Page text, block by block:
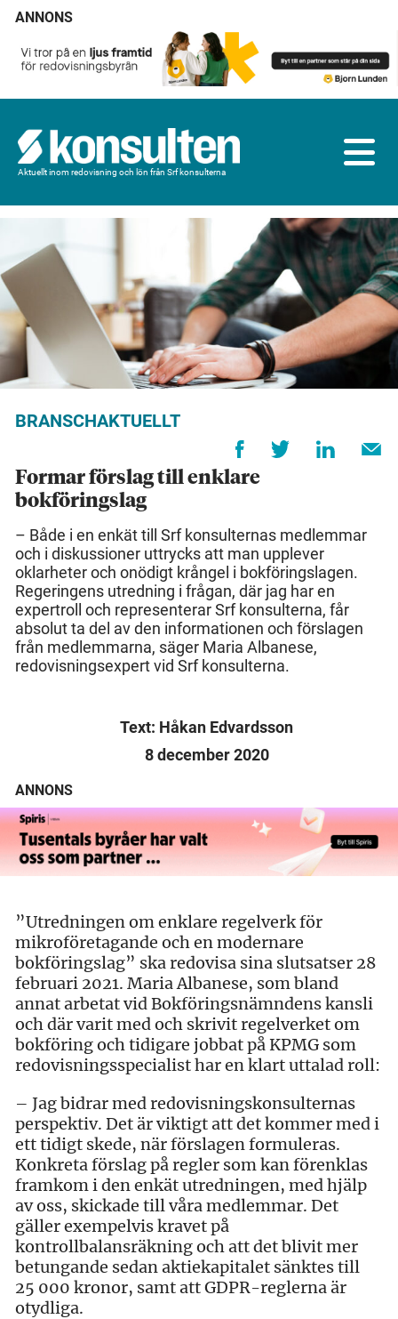
ANNONS
Aktuellt inom redovisning och lön från Srf konsulterna
BRANSCHAKTUELLT
Formar förslag till enklare
bokföringslag
– Både i en enkät till Srf konsulternas medlemmar
och i diskussioner uttrycks att man upplever
oklarheter och onödigt krångel i bokföringslagen.
Regeringens utredning i frågan, där jag har en
expertroll och representerar Srf konsulterna, får
absolut ta del av den informationen och förslagen
från medlemmarna, säger Maria Albanese,
redovisningsexpert vid Srf konsulterna.
Text: Håkan Edvardsson
8 december 2020
ANNONS
”Utredningen om enklare regelverk för
mikroföretagande och en modernare
bokföringslag” ska redovisa sina slutsatser 28
februari 2021. Maria Albanese, som bland
annat arbetat vid Bokföringsnämndens kansli
och där varit med och skrivit regelverket om
bokföring och tidigare jobbat på KPMG som
redovisningsspecialist har en klart uttalad roll:
– Jag bidrar med redovisningskonsulternas
perspektiv. Det är viktigt att det kommer med i
ett tidigt skede, när förslagen formuleras.
Konkreta förslag på regler som kan förenklas
framkom i den enkät utredningen, med hjälp
av oss, skickade till våra medlemmar. Det
gäller exempelvis kravet på
kontrollbalansräkning och att det blivit mer
betungande sedan aktiekapitalet sänktes till
25 000 kronor, samt att GDPR-reglerna är
otydliga.